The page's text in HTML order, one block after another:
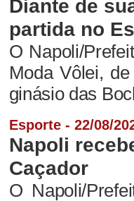
Diante de
partida no
O Napoli/
Moda Vôlei,
ginásio das
Esporte - 22/08/
Napoli
Caçador
O Napoli/